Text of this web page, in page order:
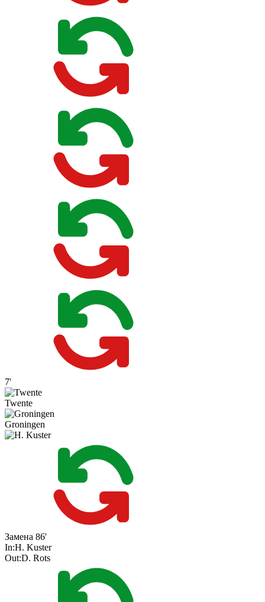
7'
Twente
Groningen
Замена 86'
In:H. Kuster
Out:D. Rots